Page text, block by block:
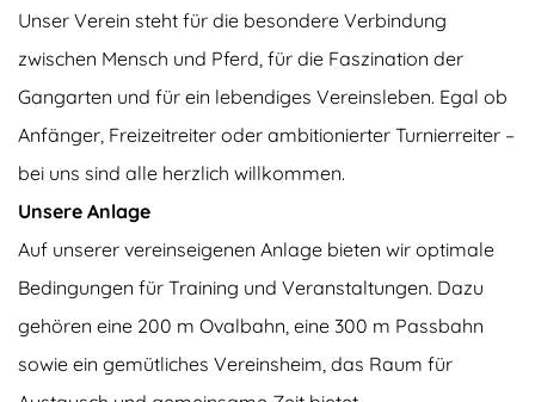
Unser Verein steht für die besondere Verbindung
zwischen Mensch und Pferd, für die Faszination der
Gangarten und für ein lebendiges Vereinsleben. Egal ob
Anfänger, Freizeitreiter oder ambitionierter Turnierreiter –
bei uns sind alle herzlich willkommen.
Unsere Anlage
Auf unserer vereinseigenen Anlage bieten wir optimale
Bedingungen für Training und Veranstaltungen. Dazu
gehören eine 200 m Ovalbahn, eine 300 m Passbahn
sowie ein gemütliches Vereinsheim, das Raum für